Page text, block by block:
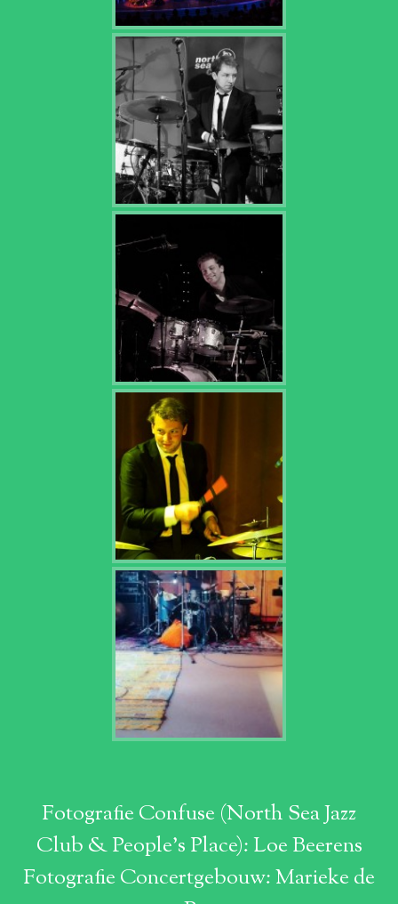
Fotografie Confuse (North Sea Jazz
Club & People's Place): Loe Beerens
Fotografie Concertgebouw: Marieke de